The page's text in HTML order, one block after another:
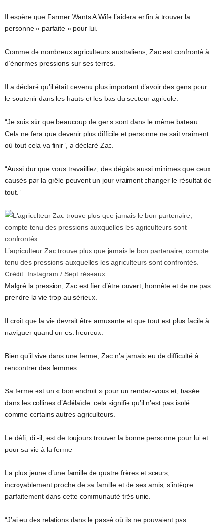
Il espère que Farmer Wants A Wife l’aidera enfin à trouver la
personne « parfaite » pour lui.
Comme de nombreux agriculteurs australiens, Zac est confronté à
d’énormes pressions sur ses terres.
Il a déclaré qu’il était devenu plus important d’avoir des gens pour
le soutenir dans les hauts et les bas du secteur agricole.
“Je suis sûr que beaucoup de gens sont dans le même bateau.
Cela ne fera que devenir plus difficile et personne ne sait vraiment
où tout cela va finir”, a déclaré Zac.
“Aussi dur que vous travailliez, des dégâts aussi minimes que ceux
causés par la grêle peuvent un jour vraiment changer le résultat de
tout.”
L’agriculteur Zac trouve plus que jamais le bon partenaire, compte
tenu des pressions auxquelles les agriculteurs sont confrontés.
Crédit: Instagram / Sept réseaux
Malgré la pression, Zac est fier d’être ouvert, honnête et de ne pas
prendre la vie trop au sérieux.
Il croit que la vie devrait être amusante et que tout est plus facile à
naviguer quand on est heureux.
Bien qu’il vive dans une ferme, Zac n’a jamais eu de difficulté à
rencontrer des femmes.
Sa ferme est un « bon endroit » pour un rendez-vous et, basée
dans les collines d’Adélaïde, cela signifie qu’il n’est pas isolé
comme certains autres agriculteurs.
Le défi, dit-il, est de toujours trouver la bonne personne pour lui et
pour sa vie à la ferme.
La plus jeune d’une famille de quatre frères et sœurs,
incroyablement proche de sa famille et de ses amis, s’intègre
parfaitement dans cette communauté très unie.
“J’ai eu des relations dans le passé où ils ne pouvaient pas